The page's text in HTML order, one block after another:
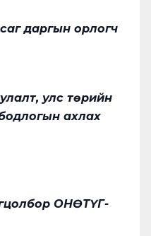
даргын орлогч
улс төрийн
ахлах
ОНӨТҮГ-